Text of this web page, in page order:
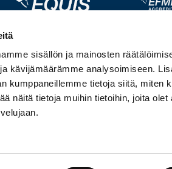
sisällön ja mainosten
kävijämäärämme analysoimiseen.
kumppaneillemme tietoja siitä, miten
näitä tietoja muihin tietoihin, joita olet
Image